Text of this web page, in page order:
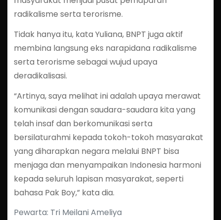
radikalisme serta terorisme.
Tidak hanya itu, kata Yuliana, BNPT juga aktif
membina langsung eks narapidana radikalisme
serta terorisme sebagai wujud upaya
deradikalisasi.
“Artinya, saya melihat ini adalah upaya merawat
komunikasi dengan saudara-saudara kita yang
telah insaf dan berkomunikasi serta
bersilaturahmi kepada tokoh-tokoh masyarakat
yang diharapkan negara melalui BNPT bisa
menjaga dan menyampaikan Indonesia harmoni
kepada seluruh lapisan masyarakat, seperti
bahasa Pak Boy,” kata dia.
Pewarta: Tri Meilani Ameliya